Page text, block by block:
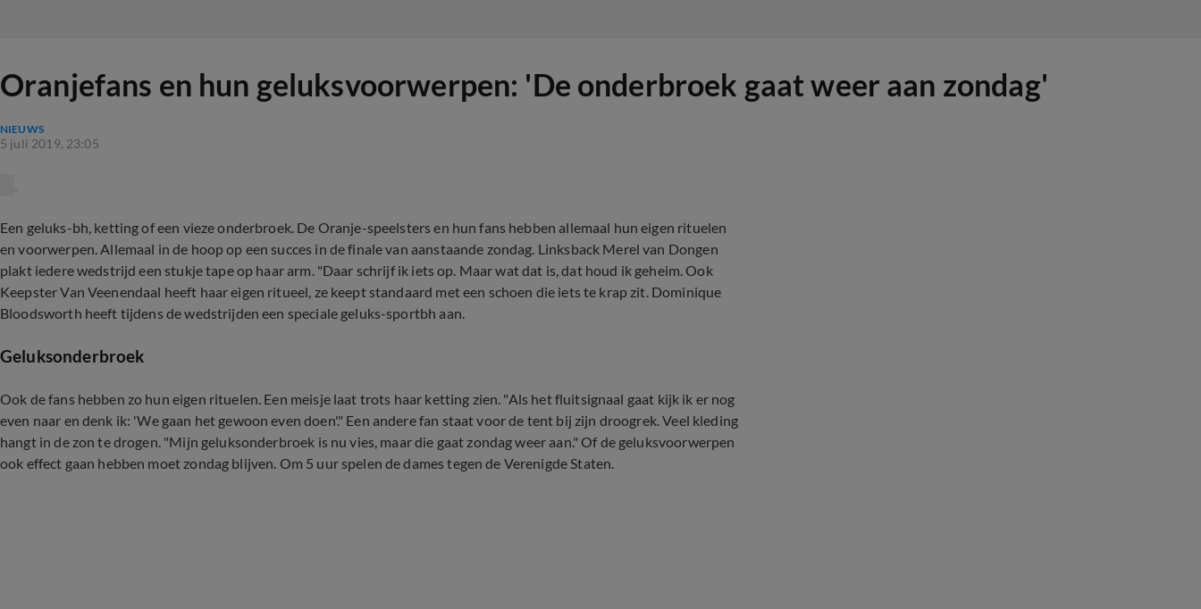
Oranjefans en hun geluksvoorwerpen: 'De onderbroek gaat weer aan zondag'
NIEUWS
5 juli 2019, 23:05
Een geluks-bh, ketting of een vieze onderbroek. De Oranje-speelsters en hun fans hebben allemaal hun eigen rituelen
en voorwerpen. Allemaal in de hoop op een succes in de finale van aanstaande zondag. Linksback Merel van Dongen
plakt iedere wedstrijd een stukje tape op haar arm. "Daar schrijf ik iets op. Maar wat dat is, dat houd ik geheim. Ook
Keepster Van Veenendaal heeft haar eigen ritueel, ze keept standaard met een schoen die iets te krap zit. Dominique
Bloodsworth heeft tijdens de wedstrijden een speciale geluks-sportbh aan.
Geluksonderbroek
Ook de fans hebben zo hun eigen rituelen. Een meisje laat trots haar ketting zien. "Als het fluitsignaal gaat kijk ik er nog
even naar en denk ik: 'We gaan het gewoon even doen'." Een andere fan staat voor de tent bij zijn droogrek. Veel kleding
hangt in de zon te drogen. "Mijn geluksonderbroek is nu vies, maar die gaat zondag weer aan." Of de geluksvoorwerpen
ook effect gaan hebben moet zondag blijven. Om 5 uur spelen de dames tegen de Verenigde Staten.